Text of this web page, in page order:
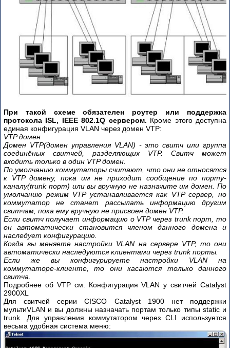
При такой схеме обязателен роутер или поддержка
протокола ISL, IEEE 802.1Q сервером. Кроме этого доступна
единая конфигурация VLAN через домен VTP:
VTP домен
Домен VTP(домен управления VLAN) - это свитч или группа
соединёных свитчей, разделяющих VTP. Свитч может
входить только в один VTP домен.
По умолчанию коммутаторы считают, что они не относятся
к VTP домену, пока им не приходит сообщение по порту-
каналу(trunk порт) или вы вручную не назначите им домен. По
умолчанию режим VTP устанавливается как VTP сервер, но
коммутатор не станет рассылать информацию другим
свитчам, пока ему вручную не присвоен домен VTP.
Если свитч получает информацию о VTP через trunk порт, то
он автоматически становится членом данного домена и
наследует конфигурацию.
Когда вы меняете настройки VLAN на сервере VTP, то они
автоматически наследуются клиентами через trunk порты.
Если же вы конфигурируете настройки VLAN на
коммутаторе-клиенте, то они касаются только данного
свитча.
Подробнее об VTP см. Конфигурация VLAN у свитчей Catalyst
2900XL
Для свитчей серии CISCO Catalyst 1900 нет поддержки
мультиVLAN и вы должны назначать портам только типы static и
trunk. Для управления коммутатором через CLI используется
весьма удобная система меню: